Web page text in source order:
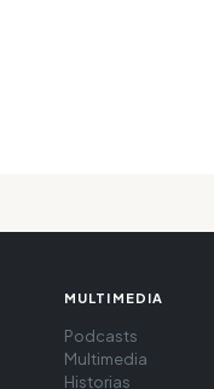
MULTIMEDIA
Podcasts
Multimedia
Historias